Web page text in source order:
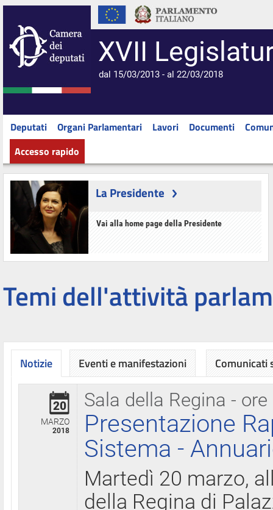
XVII
dal 15/03/2013 - al 22/03/2018
Deputati Organi Parlamentari Lavori Documenti
Accesso rapido
La Presidente
Vai alla home page della Presidente
Temi dell'attività
Notizie
Sala della Regina - ore
20
MARZO
2018
Presentazione
Sistema -
Martedì 20 marzo,
della Regina di
Eventi e manifestazioni Comunicati